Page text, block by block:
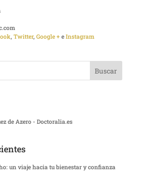
, Twitter, Google +eInstagram
de Azero - Doctoralia.es
un viaje hacia tu bienestar y confianza